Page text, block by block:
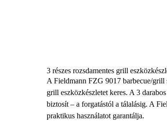
3 részes rozsdamentes grill
A Fieldmann FZG 9017 barbecue/grill
grill eszközkészletet keres. A 3
biztosít – a forgatástól a tálalásig. A
praktikus használatot garantálja.